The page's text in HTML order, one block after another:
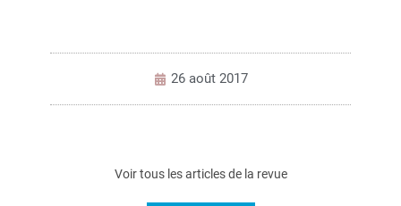
26 août 2017
Voir tous les articles de la revue